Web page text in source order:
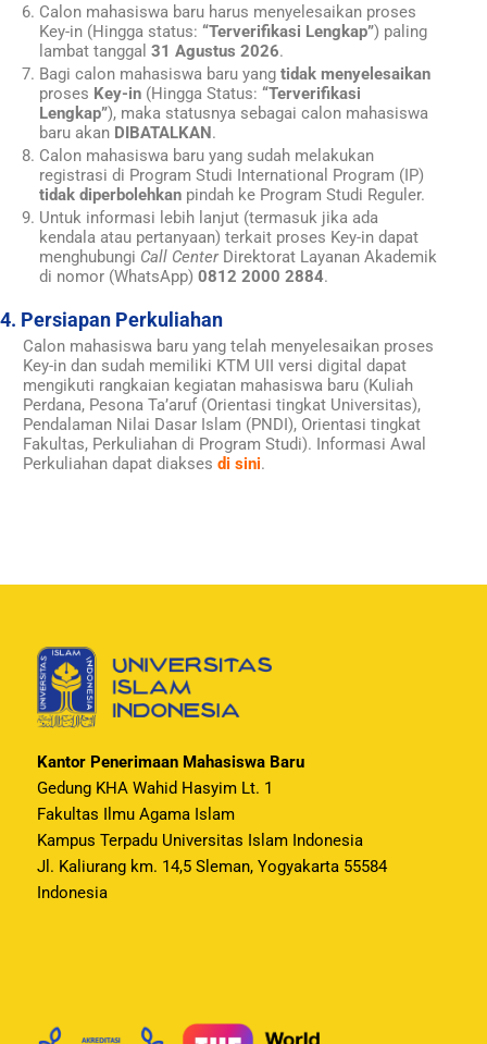
Calon mahasiswa baru harus menyelesaikan proses
Key-in (Hingga status: “Terverifikasi Lengkap”) paling
lambat tanggal 31 Agustus 2026.
Bagi calon mahasiswa baru yang tidak menyelesaikan
proses Key-in (Hingga Status: “Terverifikasi
Lengkap”), maka statusnya sebagai calon mahasiswa
baru akan DIBATALKAN.
Calon mahasiswa baru yang sudah melakukan
registrasi di Program Studi International Program (IP)
tidak diperbolehkan pindah ke Program Studi Reguler.
Untuk informasi lebih lanjut (termasuk jika ada
kendala atau pertanyaan) terkait proses Key-in dapat
menghubungi Call CenterDirektorat Layanan Akademik
di nomor (WhatsApp) 0812 2000 2884.
4. Persiapan Perkuliahan
Calon mahasiswa baru yang telah menyelesaikan proses
Key-in dan sudah memiliki KTM UII versi digital dapat
mengikuti rangkaian kegiatan mahasiswa baru (Kuliah
Perdana, Pesona Ta’aruf (Orientasi tingkat Universitas),
Pendalaman Nilai Dasar Islam (PNDI), Orientasi tingkat
Fakultas, Perkuliahan di Program Studi). Informasi Awal
Perkuliahan dapat diakses di sini.
Kantor Penerimaan Mahasiswa Baru
Gedung KHA Wahid Hasyim Lt. 1
Fakultas Ilmu Agama Islam
Kampus Terpadu Universitas Islam Indonesia
Jl. Kaliurang km. 14,5 Sleman, Yogyakarta 55584
Indonesia